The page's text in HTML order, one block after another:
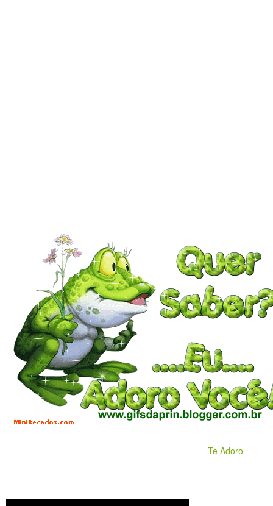
Te Adoro